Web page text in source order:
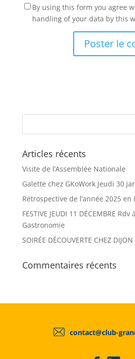
By using this form you agree
handling of your data by this
Articles récents
Visite de l’Assemblée Nationale
Galette chez GKoWork Jeudi 30
Rétrospective de l’année 2025 en
FESTIVE JEUDI 11 DÉCEMBRE
Gastronomie
SOIRÉE DÉCOUVERTE CHEZ DIJON
Commentaires récents
contact@club-